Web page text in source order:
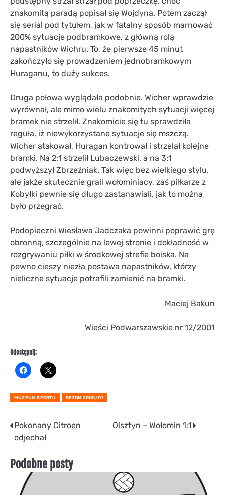
znakomitą paradą popisał się Wojdyna. Potem zaczął
się serial pod tytułem, jak w fatalny sposób marnować
200% sytuacje podbramkowe, z główną rolą
napastników Wichru. To, że pierwsze 45 minut
zakończyło się prowadzeniem jednobramkowym
Huraganu, to duży sukces.
Druga połowa wyglądała podobnie. Wicher wprawdzie
wyrównał, ale mimo wielu znakomitych sytuacji więcej
bramek nie strzelił. Znakomicie się tu sprawdziła
reguła, iż niewykorzystane sytuacje się mszczą.
Wicher atakował, Huragan kontrował i strzelał kolejne
bramki. Na 2:1 strzelił Lubaczewski, a na 3:1
podwyższył Zbrzeźniak. Tak więc bez wielkiego stylu,
ale jakże skutecznie grali wołominiacy, zaś piłkarze z
Kobyłki pewnie się długo zastanawiali, jak to można
było przegrać.
Podopieczni Wiesława Jadczaka powinni poprawić grę
obronną, szczególnie na lewej stronie i dokładność w
rozgrywaniu piłki w środkowej strefie boiska. Na
pewno cieszy niezła postawa napastników, którzy
nieliczne sytuacje potrafili zamienić na bramki.
Maciej Bakun
Wieści Podwarszawskie nr 12/2001
Udostępnij:
MUZEUM SPORTU SEZON 2000/01
Nawigacja
wpisu
Pokonany Citroen
odjechał
Olsztyn – Wołomin 1:1
Podobne posty